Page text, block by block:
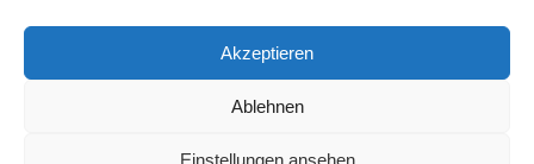
Akzeptieren
Ablehnen
Einstellungen ansehen
Zum Seitenanfang